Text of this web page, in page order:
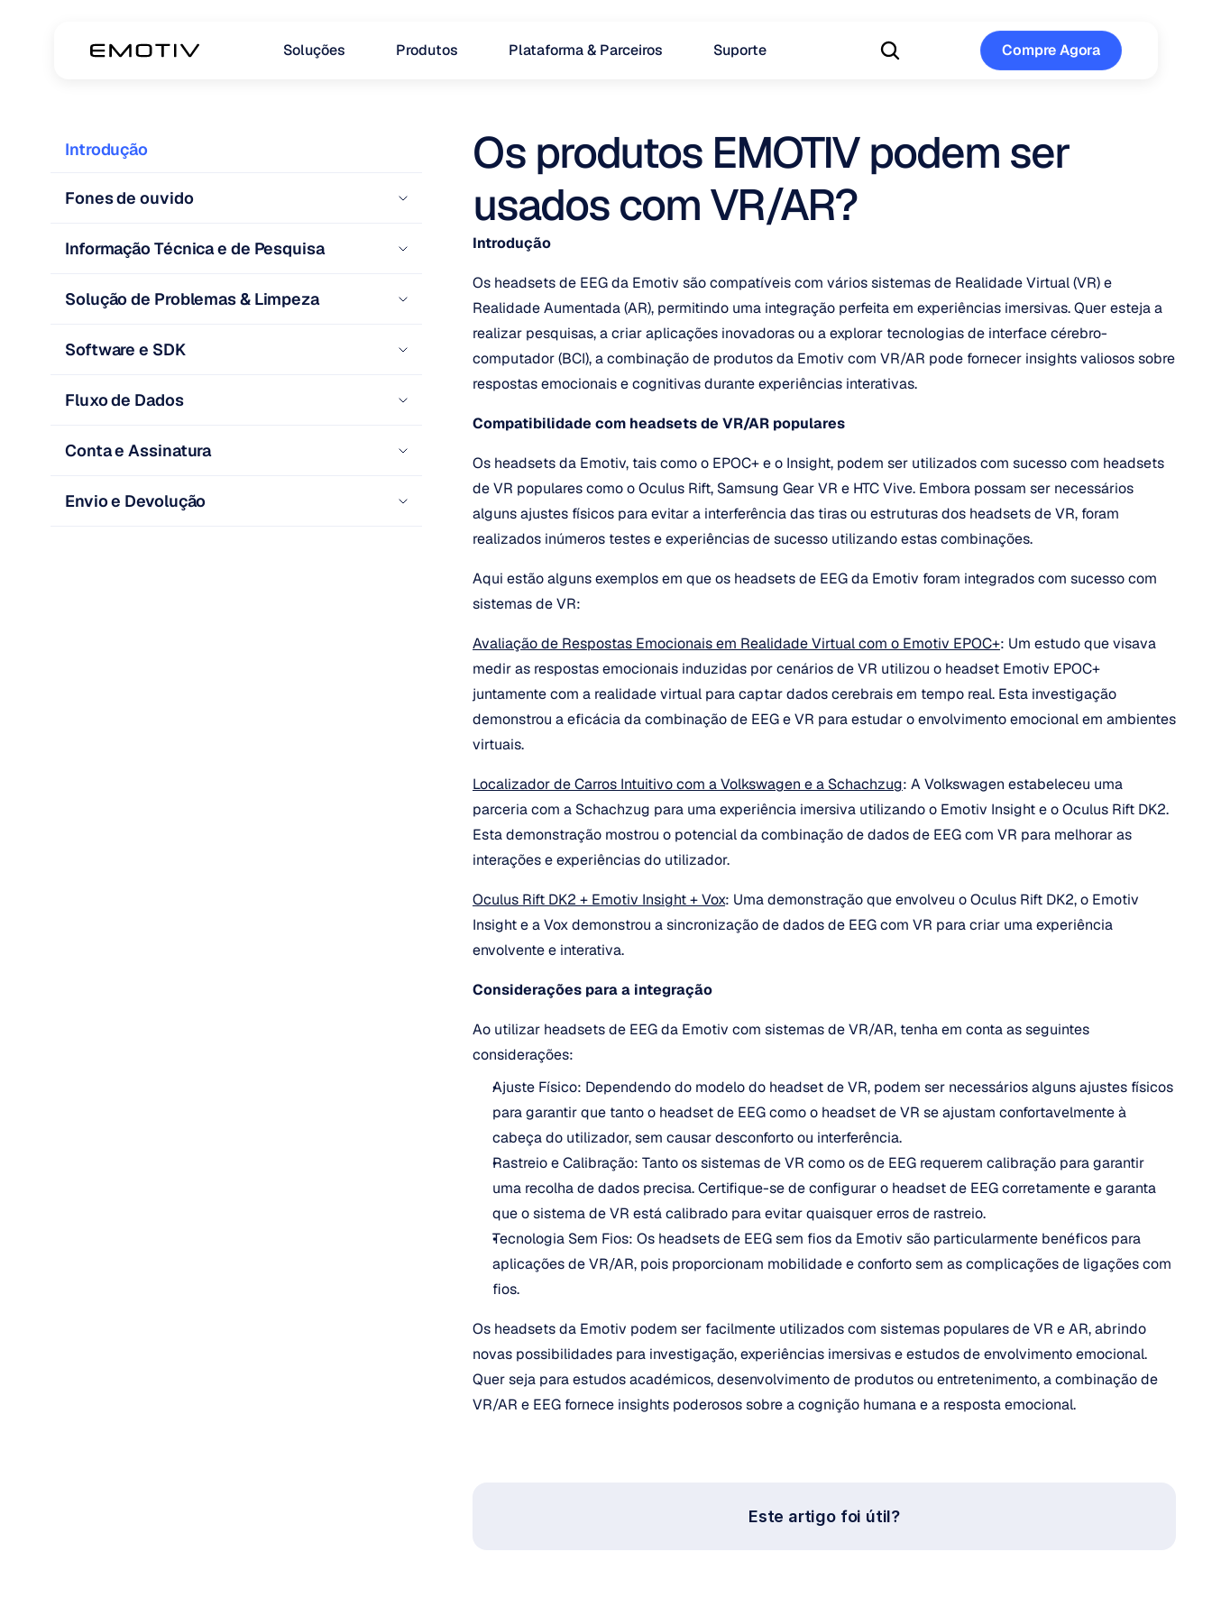
Soluções Produtos Plataforma & Parceiros Suporte
Compre Agora
Introdução
Fones de ouvido
Informação Técnica e de Pesquisa
Solução de Problemas & Limpeza
Software e SDK
Fluxo de Dados
Conta e Assinatura
Envio e Devolução
Os produtos EMOTIV podem ser
usados com VR/AR?
Introdução
Os headsets de EEG da Emotiv são compatíveis com vários sistemas de Realidade Virtual (VR) e
Realidade Aumentada (AR), permitindo uma integração perfeita em experiências imersivas. Quer esteja a
realizar pesquisas, a criar aplicações inovadoras ou a explorar tecnologias de interface cérebro-
computador (BCI), a combinação de produtos da Emotiv com VR/AR pode fornecer insights valiosos sobre
respostas emocionais e cognitivas durante experiências interativas.
Compatibilidade com headsets de VR/AR populares
Os headsets da Emotiv, tais como o EPOC+ e o Insight, podem ser utilizados com sucesso com headsets
de VR populares como o Oculus Rift, Samsung Gear VR e HTC Vive. Embora possam ser necessários
alguns ajustes físicos para evitar a interferência das tiras ou estruturas dos headsets de VR, foram
realizados inúmeros testes e experiências de sucesso utilizando estas combinações.
Aqui estão alguns exemplos em que os headsets de EEG da Emotiv foram integrados com sucesso com
sistemas de VR:
Avaliação de Respostas Emocionais em Realidade Virtual com o Emotiv EPOC+: Um estudo que visava
medir as respostas emocionais induzidas por cenários de VR utilizou o headset Emotiv EPOC+
juntamente com a realidade virtual para captar dados cerebrais em tempo real. Esta investigação
demonstrou a eficácia da combinação de EEG e VR para estudar o envolvimento emocional em ambientes
virtuais.
Localizador de Carros Intuitivo com a Volkswagen e a Schachzug: A Volkswagen estabeleceu uma
parceria com a Schachzug para uma experiência imersiva utilizando o Emotiv Insight e o Oculus Rift DK2.
Esta demonstração mostrou o potencial da combinação de dados de EEG com VR para melhorar as
interações e experiências do utilizador.
Oculus Rift DK2 + Emotiv Insight + Vox: Uma demonstração que envolveu o Oculus Rift DK2, o Emotiv
Insight e a Vox demonstrou a sincronização de dados de EEG com VR para criar uma experiência
envolvente e interativa.
Considerações para a integração
Ao utilizar headsets de EEG da Emotiv com sistemas de VR/AR, tenha em conta as seguintes
considerações:
Ajuste Físico: Dependendo do modelo do headset de VR, podem ser necessários alguns ajustes físicos
para garantir que tanto o headset de EEG como o headset de VR se ajustam confortavelmente à
cabeça do utilizador, sem causar desconforto ou interferência.
Rastreio e Calibração: Tanto os sistemas de VR como os de EEG requerem calibração para garantir
uma recolha de dados precisa. Certifique-se de configurar o headset de EEG corretamente e garanta
que o sistema de VR está calibrado para evitar quaisquer erros de rastreio.
Tecnologia Sem Fios: Os headsets de EEG sem fios da Emotiv são particularmente benéficos para
aplicações de VR/AR, pois proporcionam mobilidade e conforto sem as complicações de ligações com
fios.
Os headsets da Emotiv podem ser facilmente utilizados com sistemas populares de VR e AR, abrindo
novas possibilidades para investigação, experiências imersivas e estudos de envolvimento emocional.
Quer seja para estudos académicos, desenvolvimento de produtos ou entretenimento, a combinação de
VR/AR e EEG fornece insights poderosos sobre a cognição humana e a resposta emocional.
Este artigo foi útil?